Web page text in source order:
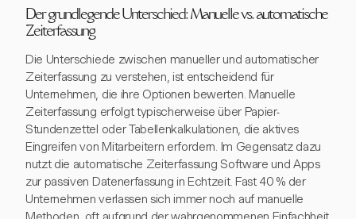
Der grundlegende Unterschied: Manuelle vs. automatische
Zeiterfassung
Die Unterschiede zwischen manueller und automatischer
Zeiterfassung zu verstehen, ist entscheidend für
Unternehmen, die ihre Optionen bewerten. Manuelle
Zeiterfassung erfolgt typischerweise über Papier-
Stundenzettel oder Tabellenkalkulationen, die aktives
Eingreifen von Mitarbeitern erfordern. Im Gegensatz dazu
nutzt die automatische Zeiterfassung Software und Apps
zur passiven Datenerfassung in Echtzeit. Fast 40 % der
Unternehmen verlassen sich immer noch auf manuelle